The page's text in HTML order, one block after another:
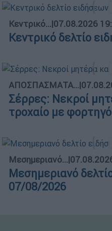
Κεντρικό...|07.08.2026
Κεντρικό δελτίο
ΑΠΟΣΠΑΣΜΑΤΑ...|
Σέρρες: Νεκροί
τροχαίο με φορτηγό
Μεσημεριανό...|
Μεσημεριανό
07/08/2026